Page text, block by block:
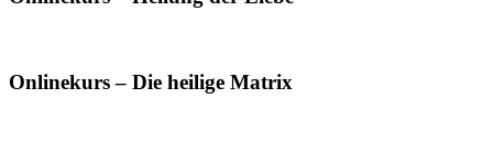
Onlinekurs – Die heilige Matrix